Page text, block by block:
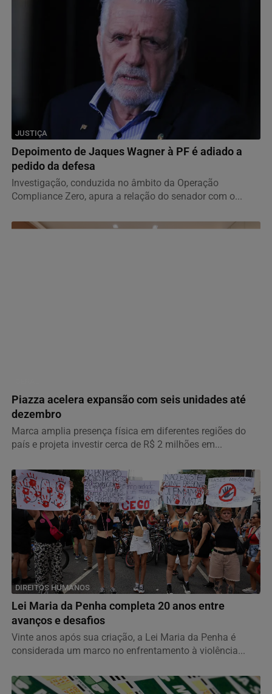
JUSTIÇA
Depoimento de Jaques Wagner à PF é adiado a
pedido da defesa
Investigação, conduzida no âmbito da Operação
Compliance Zero, apura a relação do senador com o...
Piazza acelera expansão com seis unidades até
dezembro
Marca amplia presença física em diferentes regiões do
país e projeta investir cerca de R$ 2 milhões em...
DIREITOS HUMANOS
Lei Maria da Penha completa 20 anos entre
avanços e desafios
Vinte anos após sua criação, a Lei Maria da Penha é
considerada um marco no enfrentamento à violência...